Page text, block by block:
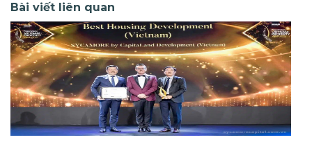
Bài viết liên quan